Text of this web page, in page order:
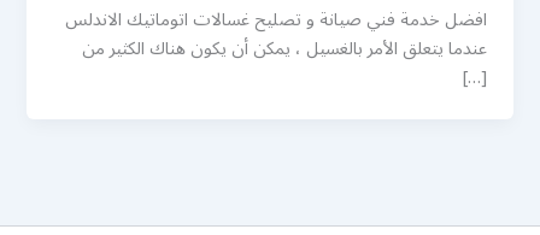
افضل خدمة فني صيانة و تصليح غسالات اتوماتيك الاندلس
عندما يتعلق الأمر بالغسيل ، يمكن أن يكون هناك الكثير من
[…]